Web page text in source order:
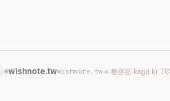
wishnote.twwishnote.tw→ 整併至 kagit.kr TC